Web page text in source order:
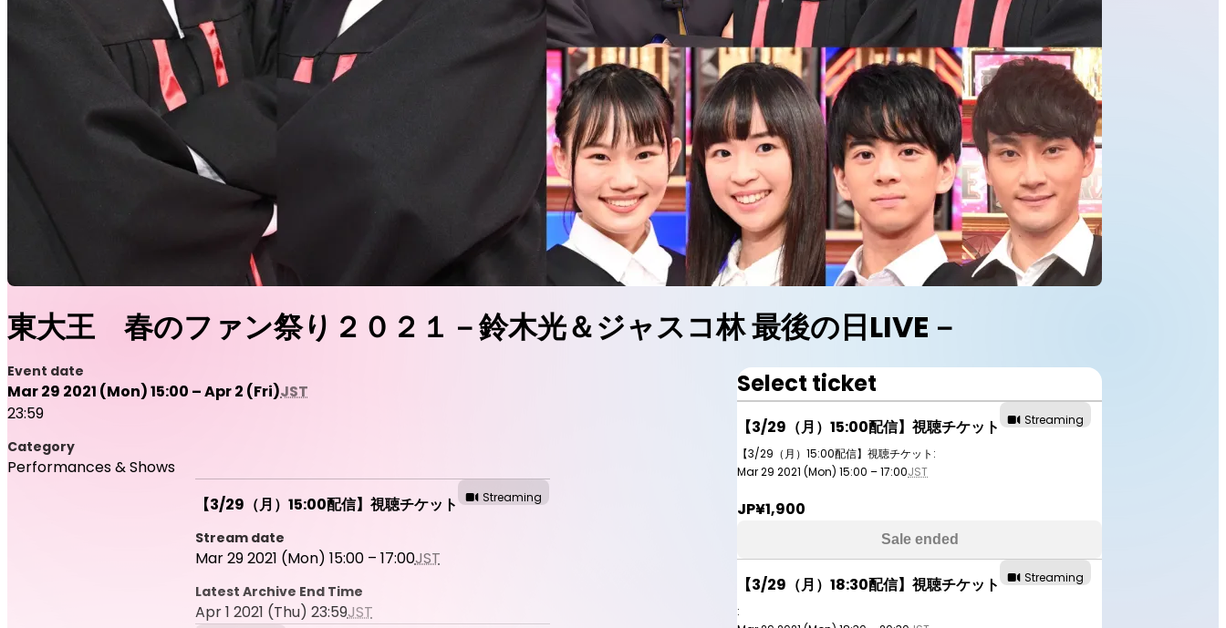
東大王 春のファン祭り２０２１－鈴木光＆ジャスコ林 最後の日LIVE－
Event date
Mar 29 2021 (Mon) 15:00 – Apr 2 (Fri)JST
23:59
Category
Performances & Shows
【3/29（月）15:00配信】視聴チケット
Streaming
Stream date
Mar 29 2021 (Mon) 15:00 – 17:00JST
Latest Archive End Time
Apr 1 2021 (Thu) 23:59JST
Select ticket
【3/29（月）15:00配信】視聴チケット Streaming
【3/29（月）15:00配信】視聴チケット:
Mar 29 2021 (Mon) 15:00 – 17:00JST
JP¥1,900
Sale ended
【3/29（月）18:30配信】視聴チケット Streaming
: